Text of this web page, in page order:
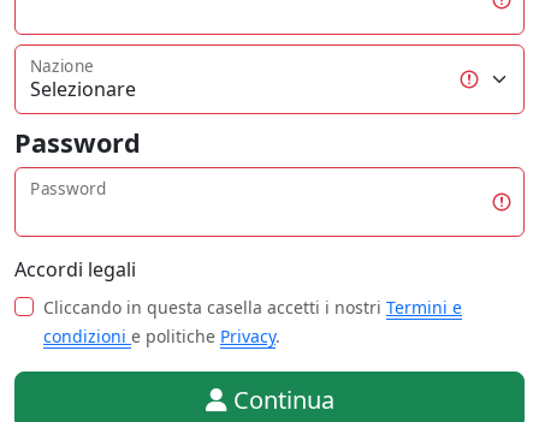
Nazione
Password
Password
Accordi legali
Cliccando in questa casella accetti i nostri Termini e
condizioni e politiche Privacy.
Continua